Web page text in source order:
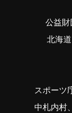
公益財
北海
スポーツ
中札内村